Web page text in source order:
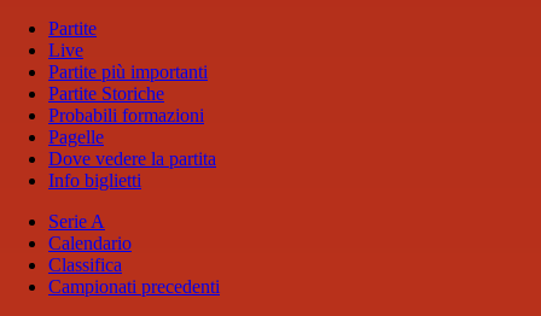
Partite
Live
Partite più importanti
Partite Storiche
Probabili formazioni
Pagelle
Dove vedere la partita
Info biglietti
Serie A
Calendario
Classifica
Campionati precedenti